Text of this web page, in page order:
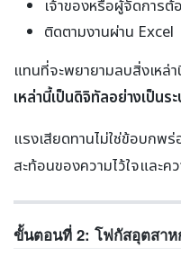
เจ้าของหรือผู้จัดการ
ติดตามงานผ่าน Excel
แทนที่จะพยายามลบสิ่งเหล่
เหล่านี้เป็นดิจิทัลอย่างเป็นร
แรงเสียดทานไม่ใช่ข้อบกพ
สะท้อนของความไว้ใจและค
ขั้นตอนที่ 2: โฟกัสอุตสาห